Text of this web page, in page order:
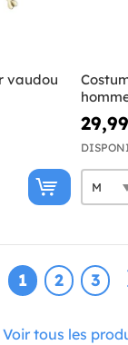
vaudou
1 2 3
Voir tous les